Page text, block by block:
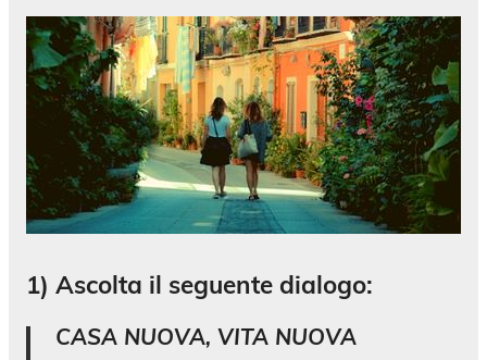
1) Ascolta il seguente dialogo:
CASA NUOVA, VITA NUOVA